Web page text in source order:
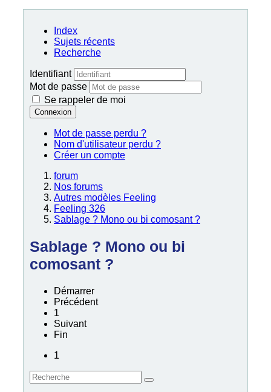
Index
Sujets récents
Recherche
Identifiant
Mot de passe
Se rappeler de moi
Connexion
Mot de passe perdu ?
Nom d'utilisateur perdu ?
Créer un compte
forum
Nos forums
Autres modèles Feeling
Feeling 326
Sablage ? Mono ou bi comosant ?
Sablage ? Mono ou bi
comosant ?
Démarrer
Précédent
1
Suivant
Fin
1